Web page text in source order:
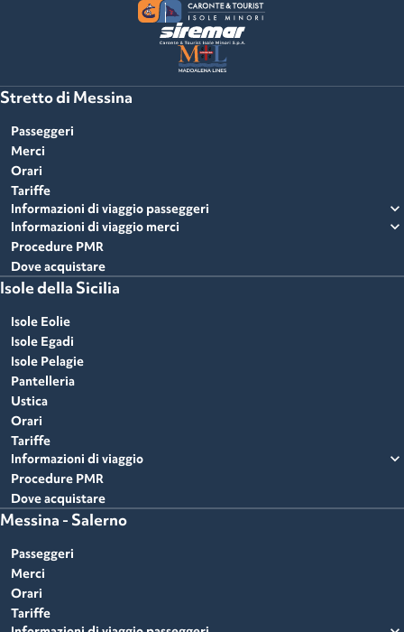
Stretto di Messina
Passeggeri
Merci
Orari
Tariffe
Informazioni di viaggio passeggeri
expand_more
Informazioni di viaggio merci expand_more
Procedure PMR
Dove acquistare
Isole della Sicilia
Isole Eolie
Isole Egadi
Isole Pelagie
Pantelleria
Ustica
Orari
Tariffe
Informazioni di viaggio
expand_more
Procedure PMR
Dove acquistare
Messina - Salerno
Passeggeri
Merci
Orari
Tariffe